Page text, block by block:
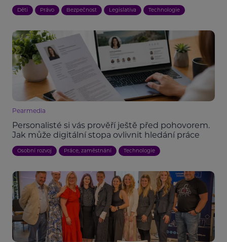
Děti Právo Bezpečnost Legislativa Technologie
Pearmedia
Personalisté si vás prověří ještě před pohovorem.
Jak může digitální stopa ovlivnit hledání práce
Osobní rozvoj Práce, zaměstnání Technologie